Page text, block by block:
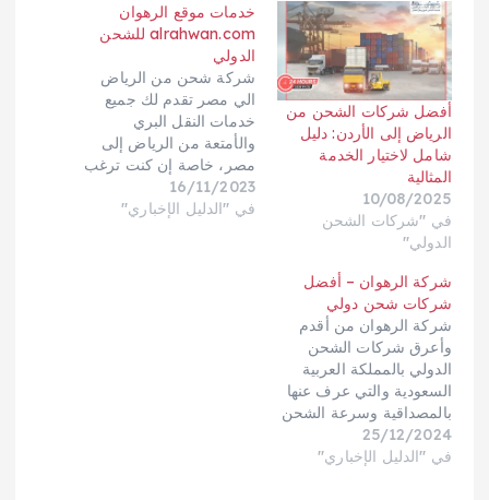
أفضل شركات الشحن من
الرياض إلى الأردن: دليل
شامل لاختيار الخدمة
المثالية
10/08/2025
في "شركات الشحن
الدولي"
خدمات موقع الرهوان
alrahwan.com للشحن
الدولي
شركة شحن من الرياض
الي مصر تقدم لك جميع
خدمات النقل البري
والأمتعة من الرياض إلى
مصر، خاصة إن كنت ترغب
في مغادرة الرياض
والاستقرار في نقل عفش
16/11/2023
في "الدليل الإخباري"
شركة الرهوان – أفضل
شركات شحن دولي
شركة الرهوان من أقدم
وأعرق شركات الشحن
الدولي بالمملكة العربية
السعودية والتي عرف عنها
بالمصداقية وسرعة الشحن
الدولي مع الضمان الكامل
لذلك شركة الرهوان تلعب
25/12/2024
في "الدليل الإخباري"